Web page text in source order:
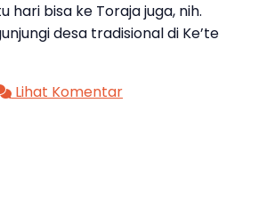
hari bisa ke Toraja juga, nih.
desa tradisional di Ke’te
Lihat Komentar